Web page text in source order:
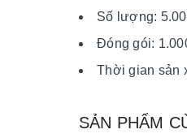
Số lượng:
Đóng gói:
Thời gian sản
SẢN PHẨM